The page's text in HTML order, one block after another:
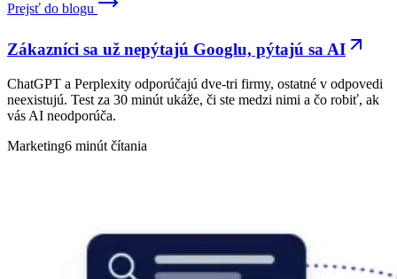
Prejsť do blogu
Zákazníci sa už nepýtajú Googlu, pýtajú sa AI
ChatGPT a Perplexity odporúčajú dve-tri firmy, ostatné v odpovedi
neexistujú. Test za 30 minút ukáže, či ste medzi nimi a čo robiť, ak
vás AI neodporúča.
Marketing6 minút čítania